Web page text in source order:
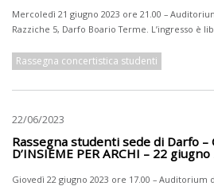
Mercoledì 21 giugno 2023 ore 21.00 –
Razziche 5, Darfo Boario Terme. L’ingresso è
Rassegna concertistica studenti
22/06/2023
Rassegna studenti sede di Darfo –
D’INSIEME PER ARCHI – 22
Giovedì 22 giugno 2023 ore 17.00 – Auditorium